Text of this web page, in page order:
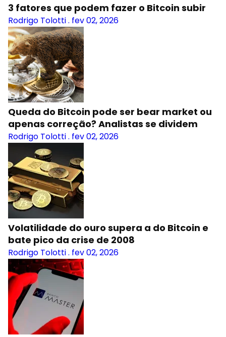
3 fatores que podem fazer o Bitcoin subir
Rodrigo Tolotti. fev 02, 2026
Queda do Bitcoin pode ser bear market ou
apenas correção? Analistas se dividem
Rodrigo Tolotti. fev 02, 2026
Volatilidade do ouro supera a do Bitcoin e
bate pico da crise de 2008
Rodrigo Tolotti. fev 02, 2026